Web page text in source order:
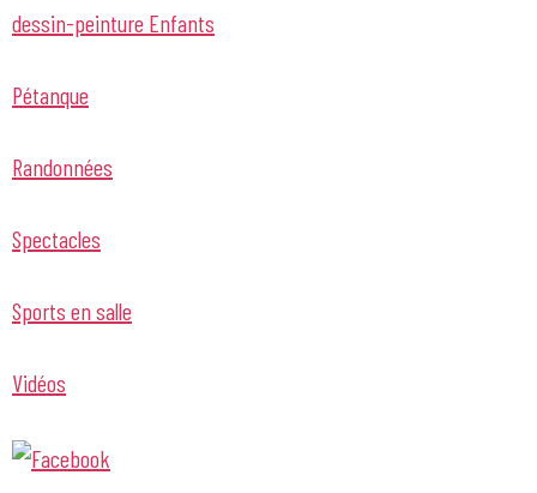
dessin-peinture Enfants
Pétanque
Randonnées
Spectacles
Sports en salle
Vidéos